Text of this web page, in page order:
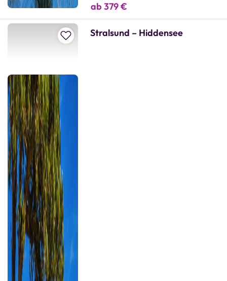
ab 379 €
Zur Merkliste hinzufügen
Stralsund – Hiddensee